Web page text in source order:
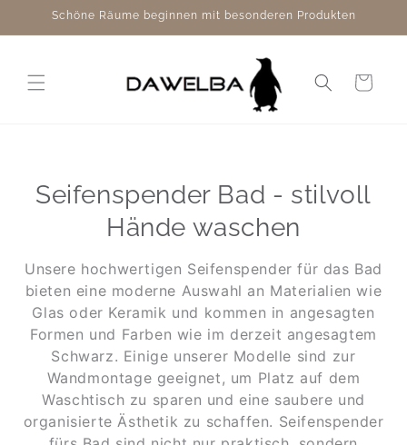
zum
Inhalt
Schöne Räume beginnen mit besonderen Produkten
Warenkorb
Seifenspender Bad - stilvoll
Hände waschen
Unsere hochwertigen Seifenspender für das Bad
bieten eine moderne Auswahl an Materialien wie
Glas oder Keramik und kommen in angesagten
Formen und Farben wie im derzeit angesagtem
Schwarz. Einige unserer Modelle sind zur
Wandmontage geeignet, um Platz auf dem
Waschtisch zu sparen und eine saubere und
organisierte Ästhetik zu schaffen. Seifenspender